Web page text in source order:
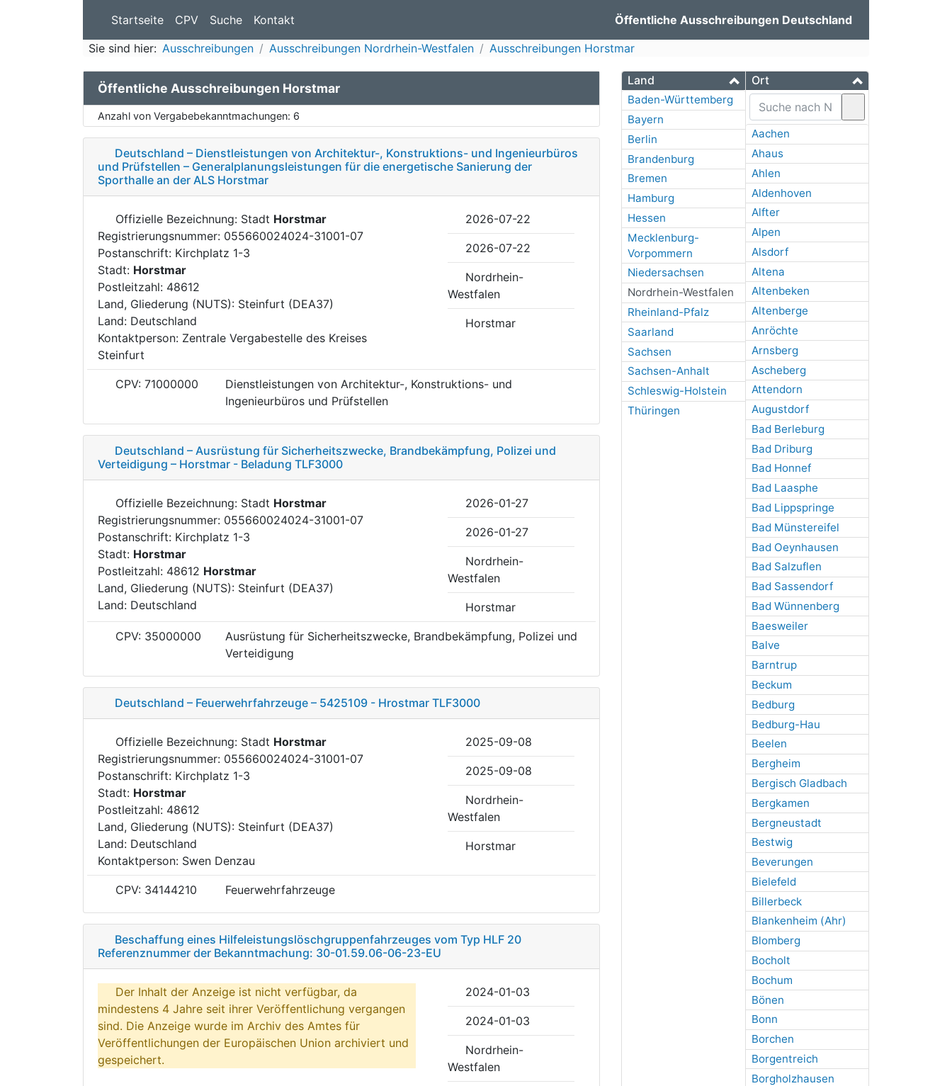
Startseite CPV Suche Kontakt Öffentliche Ausschreibungen Deutschland
Sie sind hier: Ausschreibungen Ausschreibungen Nordrhein-Westfalen Ausschreibungen Horstmar
Land
Baden-Württemberg
Bayern
Berlin
Brandenburg
Bremen
Hamburg
Hessen
Mecklenburg-
Vorpommern
Niedersachsen
Nordrhein-Westfalen
Rheinland-Pfalz
Saarland
Sachsen
Sachsen-Anhalt
Schleswig-Holstein
Thüringen
Ort
Aachen
Ahaus
Ahlen
Aldenhoven
Alfter
Alpen
Alsdorf
Altena
Altenbeken
Altenberge
Anröchte
Arnsberg
Ascheberg
Attendorn
Augustdorf
Bad Berleburg
Bad Driburg
Bad Honnef
Bad Laasphe
Bad Lippspringe
Bad Münstereifel
Bad Oeynhausen
Bad Salzuflen
Bad Sassendorf
Bad Wünnenberg
Baesweiler
Balve
Barntrup
Beckum
Bedburg
Bedburg-Hau
Beelen
Bergheim
Bergisch Gladbach
Bergkamen
Bergneustadt
Bestwig
Beverungen
Bielefeld
Billerbeck
Blankenheim (Ahr)
Blomberg
Bocholt
Bochum
Bönen
Bonn
Borchen
Borgentreich
Borgholzhausen
Öffentliche Ausschreibungen Horstmar
Anzahl von Vergabebekanntmachungen: 6
Deutschland – Dienstleistungen von Architektur-, Konstruktions- und Ingenieurbüros
und Prüfstellen – Generalplanungsleistungen für die energetische Sanierung der
Sporthalle an der ALS Horstmar
Offizielle Bezeichnung: Stadt Horstmar
Registrierungsnummer: 055660024024-31001-07
Postanschrift: Kirchplatz 1-3
Stadt: Horstmar
Postleitzahl: 48612
Land, Gliederung (NUTS): Steinfurt (DEA37)
Land: Deutschland
Kontaktperson: Zentrale Vergabestelle des Kreises
Steinfurt
2026-07-22
2026-07-22
Nordrhein-
Westfalen
Horstmar
CPV: 71000000
Dienstleistungen von Architektur-, Konstruktions- und
Ingenieurbüros und Prüfstellen
Deutschland – Ausrüstung für Sicherheitszwecke, Brandbekämpfung, Polizei und
Verteidigung – Horstmar - Beladung TLF3000
Offizielle Bezeichnung: Stadt Horstmar
Registrierungsnummer: 055660024024-31001-07
Postanschrift: Kirchplatz 1-3
Stadt: Horstmar
Postleitzahl: 48612 Horstmar
Land, Gliederung (NUTS): Steinfurt (DEA37)
Land: Deutschland
2026-01-27
2026-01-27
Nordrhein-
Westfalen
Horstmar
CPV: 35000000
Ausrüstung für Sicherheitszwecke, Brandbekämpfung, Polizei und
Verteidigung
Deutschland – Feuerwehrfahrzeuge – 5425109 - Hrostmar TLF3000
Offizielle Bezeichnung: Stadt Horstmar
Registrierungsnummer: 055660024024-31001-07
Postanschrift: Kirchplatz 1-3
Stadt: Horstmar
Postleitzahl: 48612
Land, Gliederung (NUTS): Steinfurt (DEA37)
Land: Deutschland
Kontaktperson: Swen Denzau
2025-09-08
2025-09-08
Nordrhein-
Westfalen
Horstmar
CPV: 34144210 Feuerwehrfahrzeuge
Beschaffung eines Hilfeleistungslöschgruppenfahrzeuges vom Typ HLF 20
Referenznummer der Bekanntmachung: 30-01.59.06-06-23-EU
Der Inhalt der Anzeige ist nicht verfügbar, da
mindestens 4 Jahre seit ihrer Veröffentlichung vergangen
sind. Die Anzeige wurde im Archiv des Amtes für
Veröffentlichungen der Europäischen Union archiviert und
gespeichert.
2024-01-03
2024-01-03
Nordrhein-
Westfalen